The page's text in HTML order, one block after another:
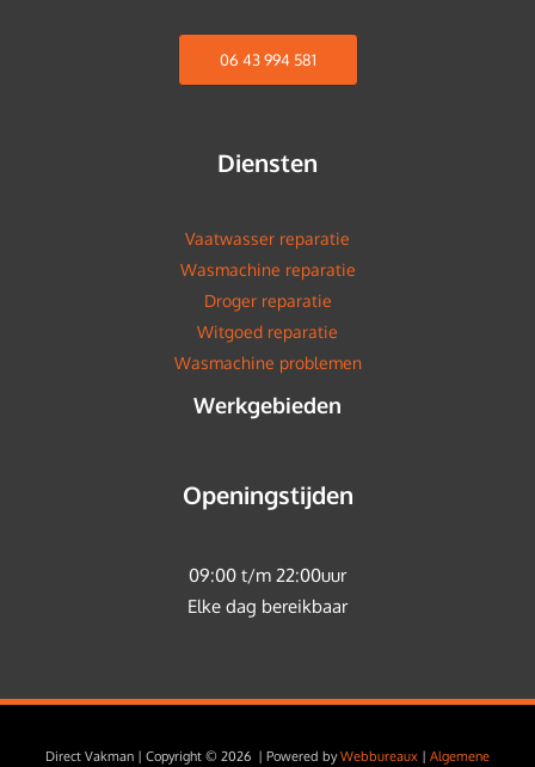
06 43 994 581
Diensten
Vaatwasser reparatie
Wasmachine reparatie
Droger reparatie
Witgoed reparatie
Wasmachine problemen
Werkgebieden
Openingstijden
09:00 t/m 22:00uur
Elke dag bereikbaar
Direct Vakman | Copyright © 2026 | Powered byWebbureaux | Algemene